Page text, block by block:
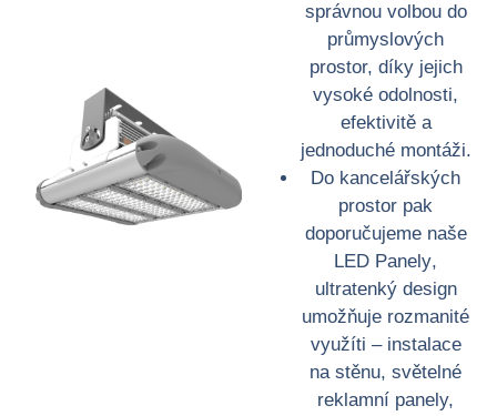
správnou volbou do
průmyslových
prostor, díky jejich
vysoké odolnosti,
efektivitě a
jednoduché montáži.
Do kancelářských
prostor pak
doporučujeme naše
LED Panely,
ultratenký design
umožňuje rozmanité
využíti – instalace
na stěnu, světelné
reklamní panely,